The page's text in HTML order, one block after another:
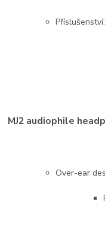
MJ2 audiophile
Over-ear